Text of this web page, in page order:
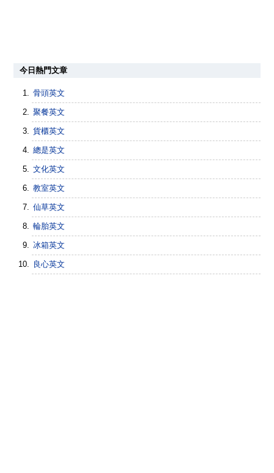
今日熱門文章
骨頭英文
聚餐英文
貨櫃英文
總是英文
文化英文
教室英文
仙草英文
輪胎英文
冰箱英文
良心英文